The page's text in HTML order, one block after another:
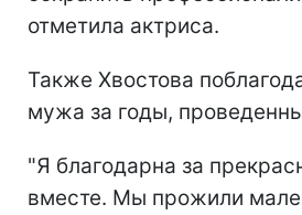
отметила актриса.
Также Хвостова
мужа за годы,
"Я благодарна за
вместе. Мы прожили